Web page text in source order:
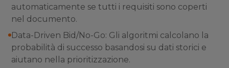
automaticamente se tutti i requisiti sono coperti
nel documento.
Data-Driven Bid/No-Go: Gli algoritmi calcolano la
probabilità di successo basandosi su dati storici e
aiutano nella prioritizzazione.